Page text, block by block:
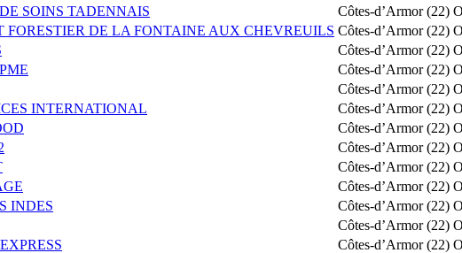
SOINS TADENNAIS Côtes-d’Armor (22)
FORESTIER DE LA FONTAINE AUX CHEVREUILS Côtes-d’Armor (22)
Côtes-d’Armor (22)
Côtes-d’Armor (22)
Côtes-d’Armor (22)
INTERNATIONAL Côtes-d’Armor (22)
Côtes-d’Armor (22)
Côtes-d’Armor (22)
Côtes-d’Armor (22)
Côtes-d’Armor (22)
INDES Côtes-d’Armor (22)
Côtes-d’Armor (22)
Côtes-d’Armor (22)